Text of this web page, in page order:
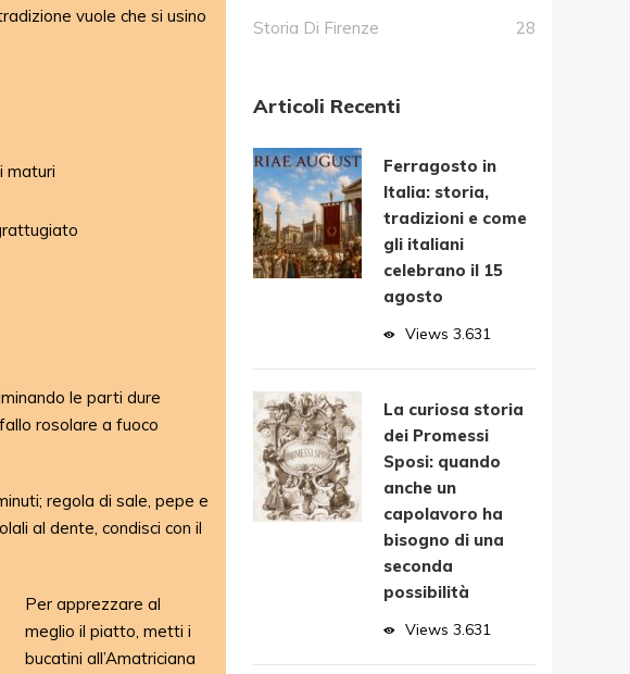
vuole che si usino
maturi
le parti dure
rosolare a fuoco
regola di sale, pepe e
al dente, condisci con il
Per apprezzare al
meglio il piatto, metti i
bucatini all’Amatriciana
Storia Di Firenze
28
Articoli Recenti
Ferragosto in
Italia: storia,
tradizioni e come
gli italiani
celebrano il 15
agosto
Views 3.631
La curiosa storia
dei Promessi
Sposi: quando
anche un
capolavoro ha
bisogno di una
seconda
possibilità
Views 3.631